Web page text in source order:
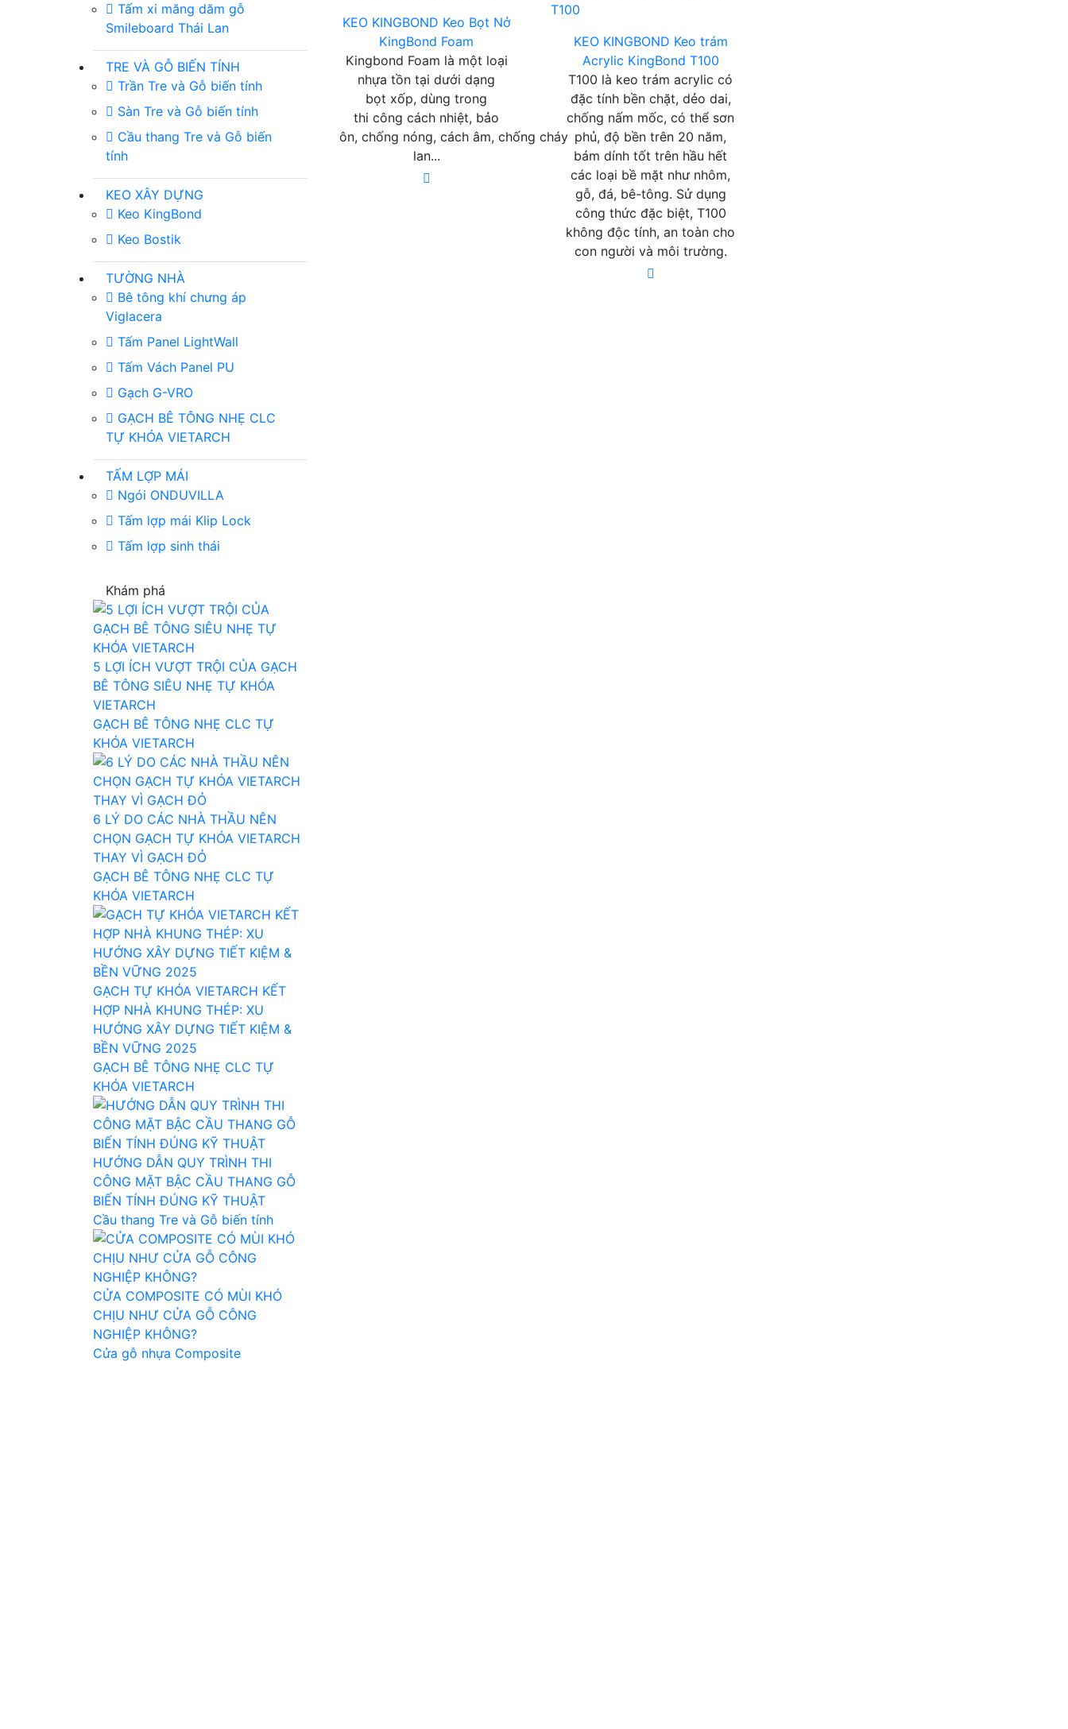
KEO KINGBOND Keo Bọt Nở
KingBond Foam
Kingbond Foam là một loại
nhựa tồn tại dưới dạng
bọt xốp, dùng trong
thi công cách nhiệt, bảo
ôn, chống nóng, cách âm, chống cháy
lan...
KEO KINGBOND Keo trám
Acrylic KingBond T100
T100 là keo trám acrylic có
đặc tính bền chặt, dẻo dai,
chống nấm mốc, có thể sơn
phủ, độ bền trên 20 năm,
bám dính tốt trên hầu hết
các loại bề mặt như nhôm,
gỗ, đá, bê-tông. Sử dụng
công thức đặc biệt, T100
không độc tính, an toàn cho
con người và môi trường.
Tấm xi măng dăm gỗ
Smileboard Thái Lan
TRE VÀ GỖ BIẾN TÍNH
Trần Tre và Gỗ biến tính
Sàn Tre và Gỗ biến tính
Cầu thang Tre và Gỗ biến
tính
KEO XÂY DỰNG
Keo KingBond
Keo Bostik
TƯỜNG NHÀ
Bê tông khí chưng áp
Viglacera
Tấm Panel LightWall
Tấm Vách Panel PU
Gạch G-VRO
GẠCH BÊ TÔNG NHẸ CLC
TỰ KHÓA VIETARCH
TẤM LỢP MÁI
Ngói ONDUVILLA
Tấm lợp mái Klip Lock
Tấm lợp sinh thái
Khám phá
5 LỢI ÍCH VƯỢT TRỘI CỦA GẠCH
BÊ TÔNG SIÊU NHẸ TỰ KHÓA
VIETARCH
GẠCH BÊ TÔNG NHẸ CLC TỰ
KHÓA VIETARCH
6 LÝ DO CÁC NHÀ THẦU NÊN
CHỌN GẠCH TỰ KHÓA VIETARCH
THAY VÌ GẠCH ĐỎ
GẠCH BÊ TÔNG NHẸ CLC TỰ
KHÓA VIETARCH
GẠCH TỰ KHÓA VIETARCH KẾT
HỢP NHÀ KHUNG THÉP: XU
HƯỚNG XÂY DỰNG TIẾT KIỆM &
BỀN VỮNG 2025
GẠCH BÊ TÔNG NHẸ CLC TỰ
KHÓA VIETARCH
HƯỚNG DẪN QUY TRÌNH THI
CÔNG MẶT BẬC CẦU THANG GỖ
BIẾN TÍNH ĐÚNG KỸ THUẬT
Cầu thang Tre và Gỗ biến tính
CỬA COMPOSITE CÓ MÙI KHÓ
CHỊU NHƯ CỬA GỖ CÔNG
NGHIỆP KHÔNG?
Cửa gỗ nhựa Composite